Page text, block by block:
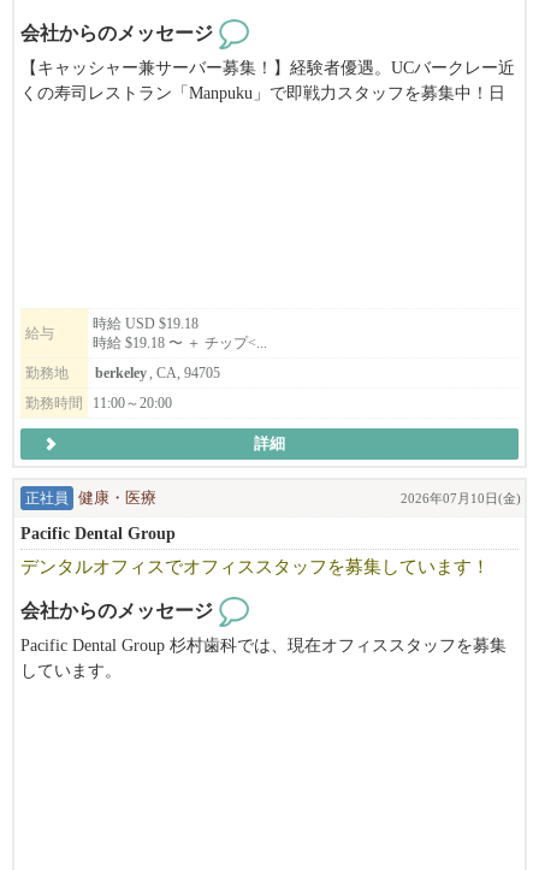
食事補助
飲食経験が３年以上（ジャンル不問）
店長・マネージャー（管理職）としての経験有り
社会人としての最低限のPCスキル（エクセル・ワード等）
ビザの発給も条件つきで、こちらでサポートします。
応募者の方の状況によっても、スケジュールや条件等合わせる事
出来る限りスムーズに赴任出来るよう手助けするので、まずはお
気軽にご相談ください。
弊社のミッションは本物の和食・ラーメンとつけ麺を現地にて提
会社からのメッセージ
【キャッシャー兼サーバー募集！】経験者優遇。UCバークレー近
くの寿司レストラン「Manpuku」で即戦力スタッフを募集中！日
給与
時給 USD $19.18
時給 $19.18 〜 ＋ チップ<...
勤務地
berkeley, CA, 94705
勤務時間
11:00～20:00
詳細
正社員 健康・医療 2026年07月10日(金)
Pacific Dental Group
デンタルオフィスでオフィススタッフを募集しています！
会社からのメッセージ
Pacific Dental Group 杉村歯科では、現在オフィススタッフを募集
しています。